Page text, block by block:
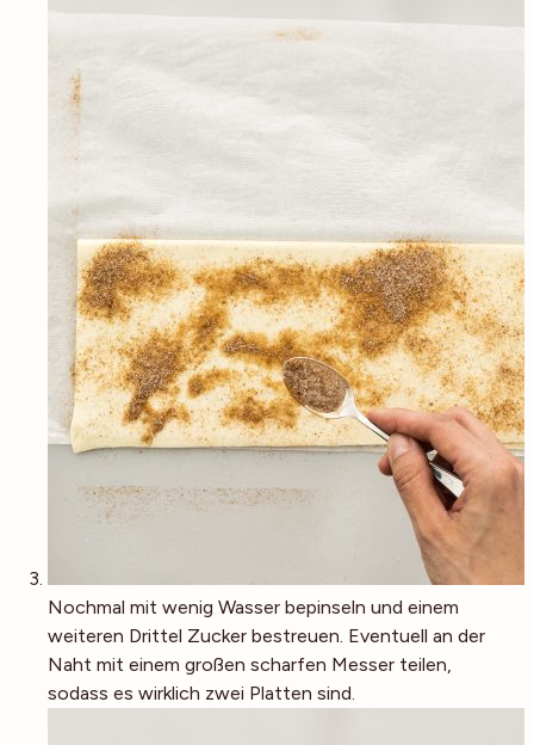
Nochmal mit wenig Wasser bepinseln und einem
weiteren Drittel Zucker bestreuen. Eventuell an der
Naht mit einem großen scharfen Messer teilen,
sodass es wirklich zwei Platten sind.